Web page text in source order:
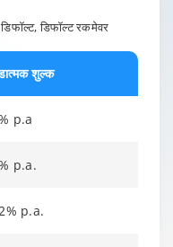
डिफॉल्ट रकमेवर
शुल्क
p.a
p.a.
p.a.